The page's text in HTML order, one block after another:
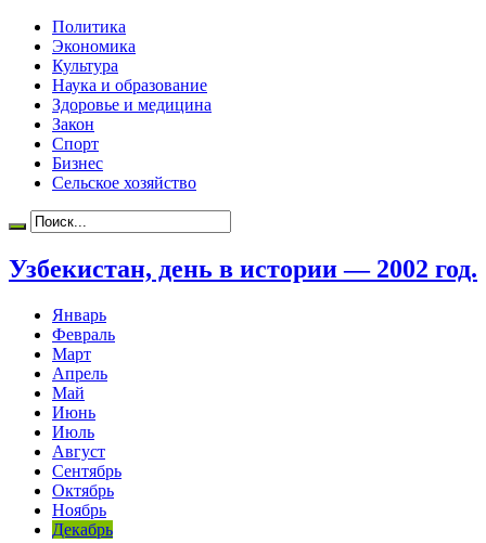
Политика
Экономика
Культура
Наука и образование
Здоровье и медицина
Закон
Спорт
Бизнес
Сельское хозяйство
Узбекистан, день в истории — 2002 год.
Январь
Февраль
Март
Апрель
Май
Июнь
Июль
Август
Сентябрь
Октябрь
Ноябрь
Декабрь